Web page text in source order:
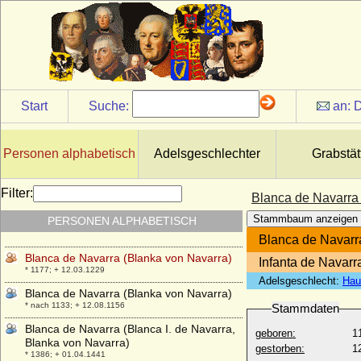
Start Suche: an:
Personen alphabetisch Adelsgeschlechter
Blanca de
Stammbaum anzeigen
Blanca de
Infanta de
Adelsgeschlecht:
Stammdaten
geboren:
gestorben:
Filter:
PERSONEN ALPHABETISCH
Birgitta von Schweden
* 19.01.1937;
Birgitte van Deurs
* 18.12.1946;
Blanca de Anjou-Sicilia (Blance de
Napoles, Blanca de Sicilia)
* 07.09.1868; + 25.10.1949
* 04.03.1188; + 27.11.1252
Blanca de Navarra (Blanche de Navarre,
Blanche de Champagne)
* vor dem 19.01.1225; + 11.08.1283
Blanca de Navarra (Blanka von Navarra)
* 1177; + 12.03.1229
Blanca de Navarra (Blanka von Navarra)
* nach 1133; + 12.08.1156
Blanca de Navarra (Blanca I. de Navarra,
Blanka von Navarra)
* 1386; + 01.04.1441